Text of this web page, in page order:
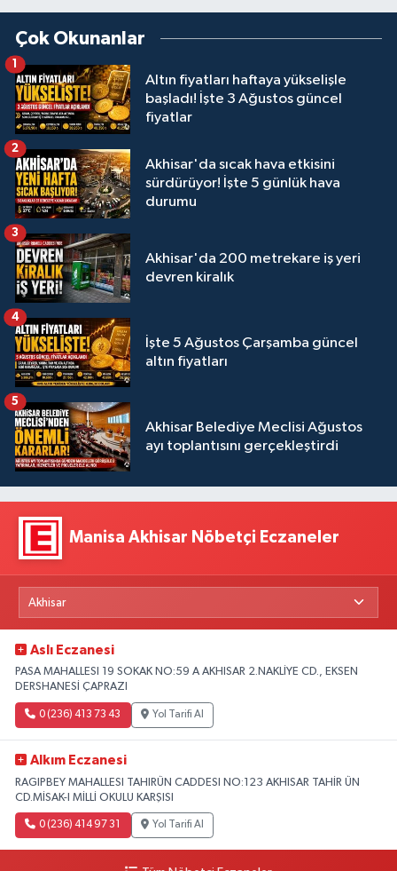
Çok Okunanlar
Altın fiyatları haftaya yükselişle
başladı! İşte 3 Ağustos güncel
fiyatlar
1
Akhisar'da sıcak hava etkisini
sürdürüyor! İşte 5 günlük hava
durumu
2
Akhisar'da 200 metrekare iş yeri
devren kiralık
3
İşte 5 Ağustos Çarşamba güncel
altın fiyatları
4
Akhisar Belediye Meclisi Ağustos
ayı toplantısını gerçekleştirdi
5
Manisa Akhisar Nöbetçi Eczaneler
Aslı Eczanesi
PASA MAHALLESI 19 SOKAK NO:59 A AKHISAR 2.NAKLİYE CD., EKSEN
DERSHANESİ ÇAPRAZI
0 (236) 413 73 43 Yol Tarifi Al
Alkım Eczanesi
RAGIPBEY MAHALLESI TAHIRÜN CADDESI NO:123 AKHISAR TAHİR ÜN
CD.MİSAK-I MİLLİ OKULU KARŞISI
0 (236) 414 97 31 Yol Tarifi Al